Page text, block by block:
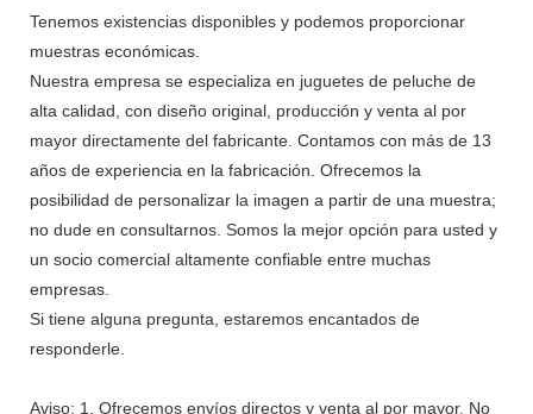
Tenemos existencias disponibles y podemos proporcionar
muestras económicas.
Nuestra empresa se especializa en juguetes de peluche de
alta calidad, con diseño original, producción y venta al por
mayor directamente del fabricante. Contamos con más de 13
años de experiencia en la fabricación. Ofrecemos la
posibilidad de personalizar la imagen a partir de una muestra;
no dude en consultarnos. Somos la mejor opción para usted y
un socio comercial altamente confiable entre muchas
empresas.
Si tiene alguna pregunta, estaremos encantados de
responderle.
Aviso: 1. Ofrecemos envíos directos y venta al por mayor. No